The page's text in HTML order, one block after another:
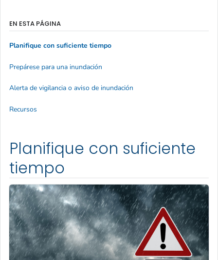
Planifique con suficiente
tiempo
EN ESTA PÁGINA
Planifique con suficiente tiempo
Prepárese para una inundación
Alerta de vigilancia o aviso de inundación
Recursos